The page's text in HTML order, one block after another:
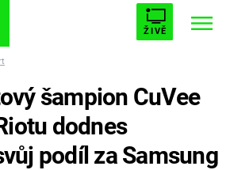
ŽIVĚ
AVENGERS 5
šampion CuVee
dodnes
podíl za Samsung